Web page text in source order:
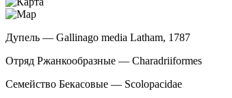
Дупель — Gallinago media Latham, 1787
Отряд Ржанкообразные — Charadriiformes
Семейство Бекасовые — Scolopacidae